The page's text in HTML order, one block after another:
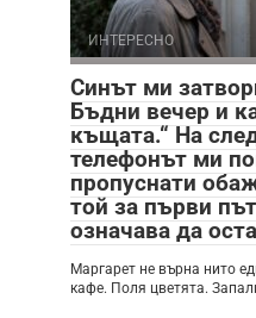
ИНТЕРЕСНО
Синът ми
Бъдни вечер и
къщата.“ На
телефонът ми
пропуснати
той за първи
означава да
Маргарет не върна нито
кафе. Поля цветята.